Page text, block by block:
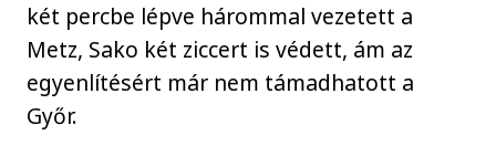
két percbe lépve hárommal vezetett a
Metz, Sako két ziccert is védett, ám az
egyenlítésért már nem támadhatott a
Győr.